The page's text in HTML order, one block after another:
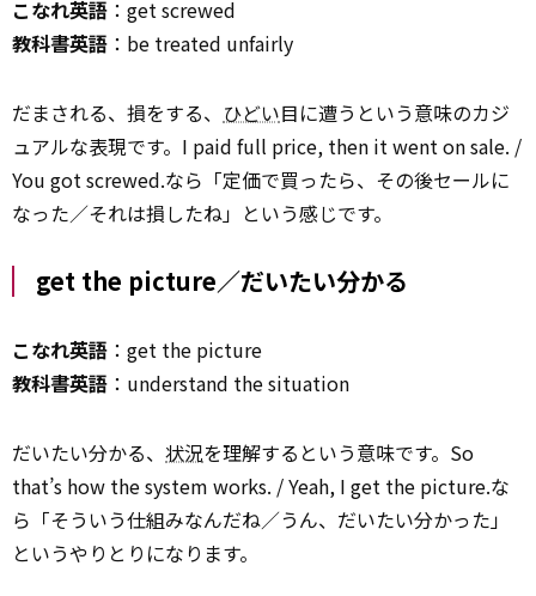
こなれ英語 ：get screwed
教科書英語 ：be treated unfairly
だまされる、損をする、 ひどい目に遭うという意味のカジ
ュアルな表現です。I paid full price, then it went on sale. /
You got screwed.なら「定価で買ったら、その後セールに
なった／それは損したね」という感じです。
get the picture／だいたい分かる
こなれ英語 ：get the picture
教科書英語 ：understand the situation
だいたい分かる、 状況を理解するという意味です。So
that’s how the system works. / Yeah, I get the picture.な
ら「そういう仕組みなんだね／うん、だいたい分かった」
というやりとりになります。